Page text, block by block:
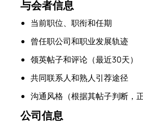
与会者信息
当前职位、职衔和任期
曾任职公司和职业发展轨迹
领英帖子和评论（最近30天）
共同联系人和熟人引荐途径
沟通风格（根据其帖子判断，
公司信息